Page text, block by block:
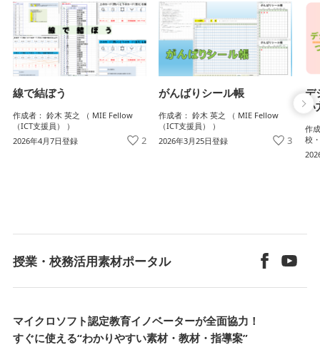
線で結ぼう
作成者： 鈴木 英之 （ MIE Fellow
（ICT支援員） ）
2026年4月7日登録
2
がんばりシール帳
作成者： 鈴木 英之 （ MIE Fellow
（ICT支援員） ）
2026年3月25日登録
3
デ
い
作
校
授業・校務活用素材ポータル
マイクロソフト認定教育イノベーターが全面協力！
すぐに使える“わかりやすい素材・教材・指導案”